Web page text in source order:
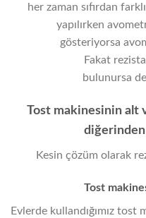
her zaman sıfırdan
yapılırken
gösteriyorsa
Fakat
bulunursa
Tost makinesinin alt
diğerinden
Kesin çözüm olarak
Tost
Evlerde kullandığımız